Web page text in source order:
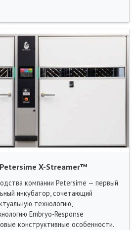
X-Streamer™
компании Petersime — первый
инкубатор, сочетающий
технологию,
Embryo-Response
конструктивные особенности.